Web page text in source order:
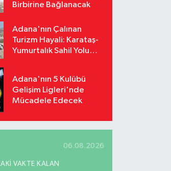
Birbirine Bağlanacak
Adana'nın Çalınan
Turizm Hayali: Karataş-
Yumurtalık Sahil Yolu
Adana'nın 5 Kulübü
Gelişim Ligleri'nde
Mücadele Edecek
06.08.2026
VAKTE KALAN